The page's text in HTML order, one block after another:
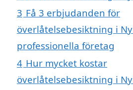
3 Få 3 erbjudanden för
överlåtelsebesiktning i
professionella företag
4 Hur mycket kostar
överlåtelsebesiktning i